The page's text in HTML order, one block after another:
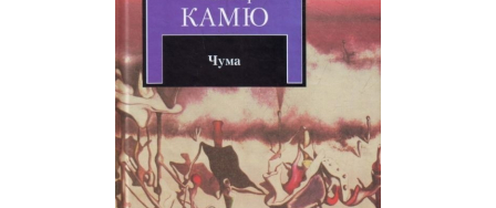
обсуждаемые